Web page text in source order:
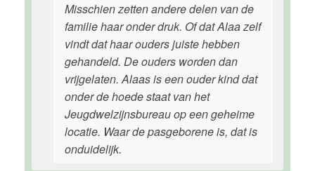
Misschien zetten andere delen van de
familie haar onder druk. Of dat Alaa zelf
vindt dat haar ouders juiste hebben
gehandeld. De ouders worden dan
vrijgelaten. Alaas is een ouder kind dat
onder de hoede staat van het
Jeugdwelzijnsbureau op een geheime
locatie. Waar de pasgeborene is, dat is
onduidelijk.